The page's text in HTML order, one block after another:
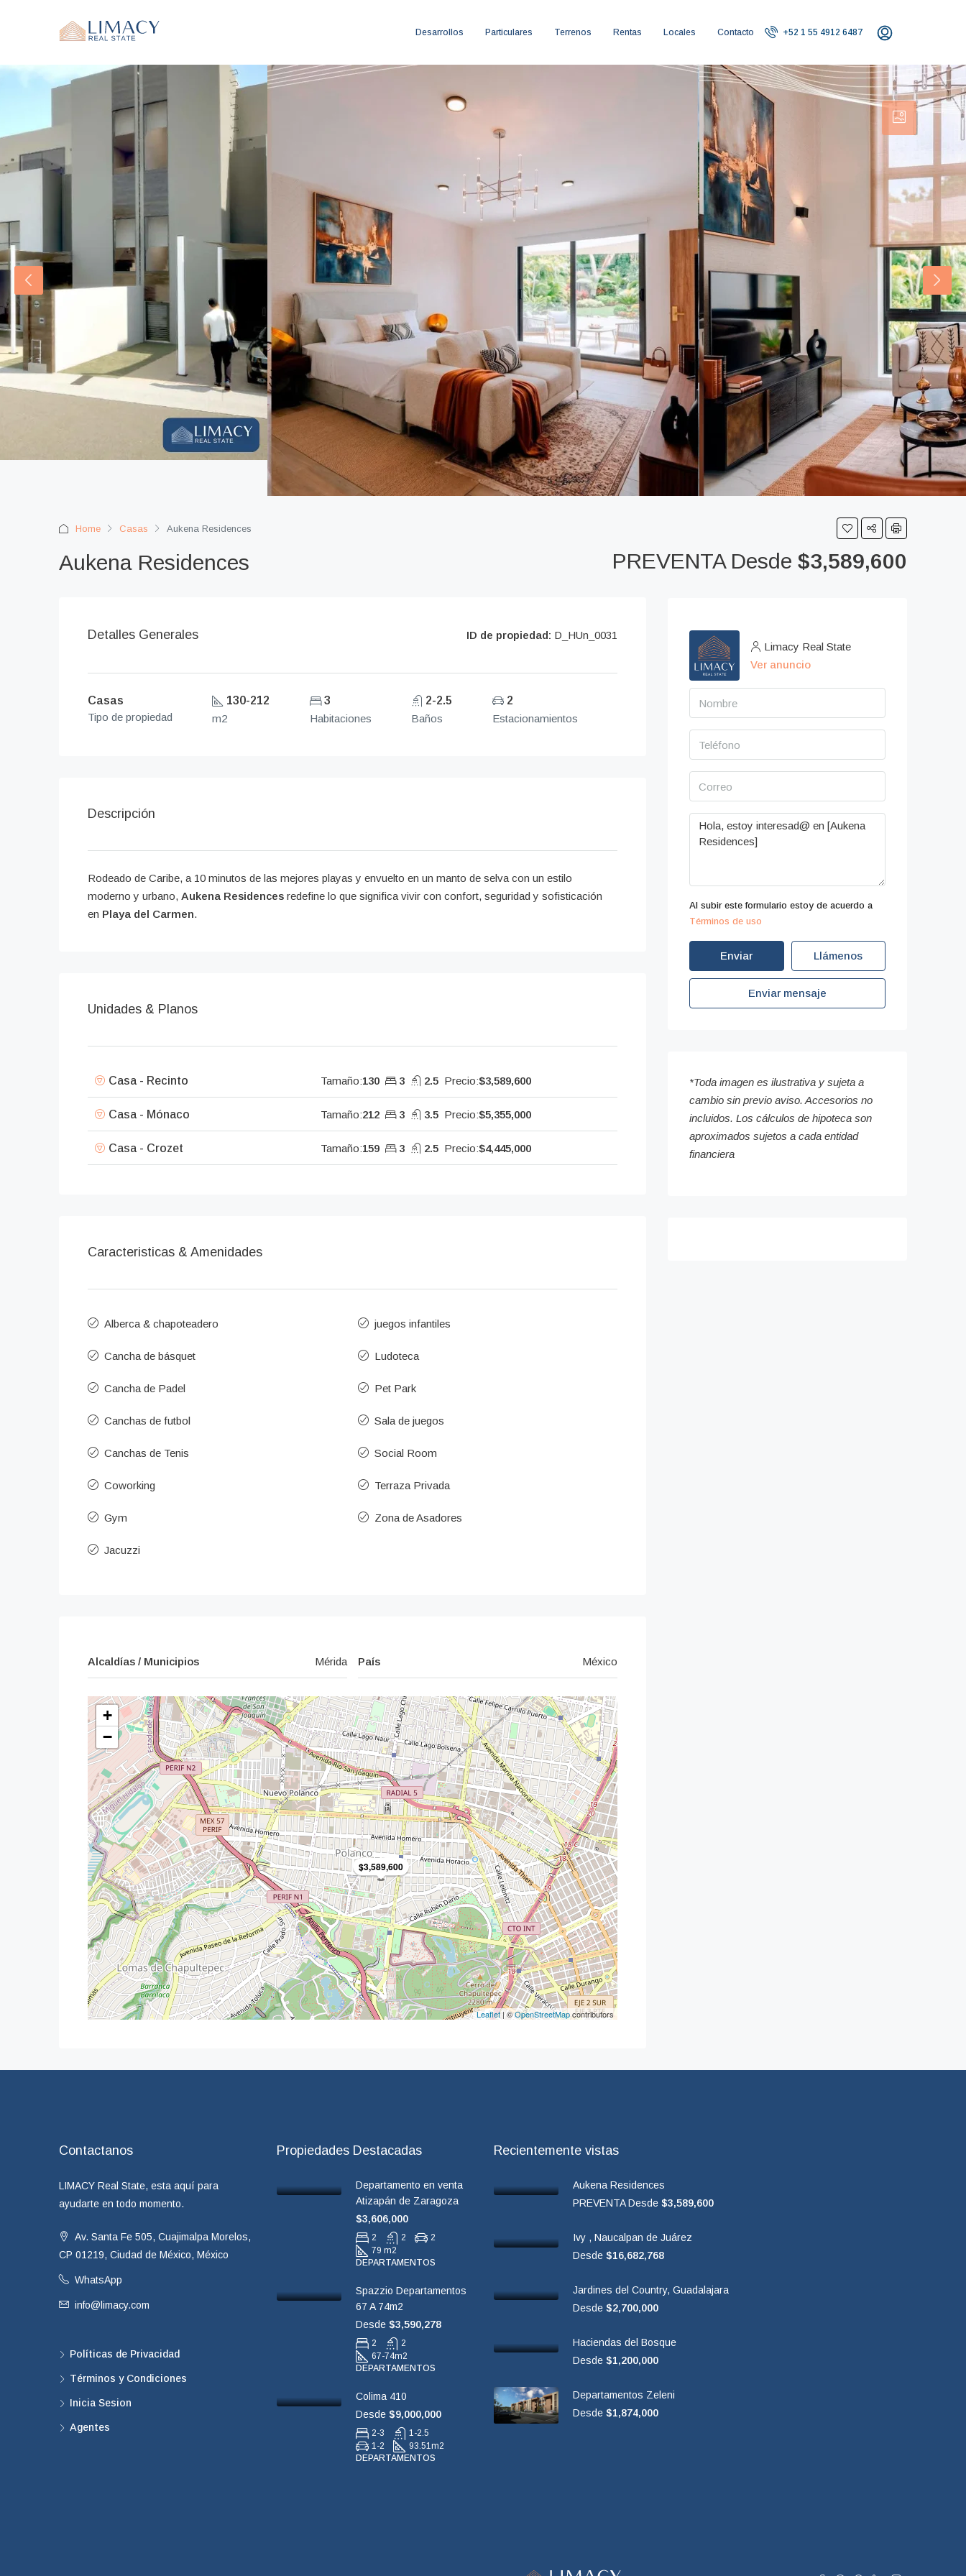
Desarrollos Particulares Terrenos Rentas Locales Contacto +52 1 55 4912 6487
Home Casas Aukena Residences
Aukena Residences PREVENTA Desde $3,589,600
Detalles Generales ID de propiedad: D_HUn_0031
Casas
Tipo de propiedad
130-212
m2
3
Habitaciones
2-2.5
Baños
2
Estacionamientos
Descripción
Rodeado de Caribe, a 10 minutos de las mejores playas y envuelto en un manto de selva con un estilo
moderno y urbano, Aukena Residences redefine lo que significa vivir con confort, seguridad y sofisticación
en Playa del Carmen.
Unidades & Planos
Casa - Recinto Tamaño:130 3 2.5 Precio:$3,589,600
Casa - Mónaco Tamaño:212 3 3.5 Precio:$5,355,000
Casa - Crozet Tamaño:159 3 2.5 Precio:$4,445,000
Caracteristicas & Amenidades
Alberca & chapoteadero
Cancha de básquet
Cancha de Padel
Canchas de futbol
Canchas de Tenis
Coworking
Gym
Jacuzzi
juegos infantiles
Ludoteca
Pet Park
Sala de juegos
Social Room
Terraza Privada
Zona de Asadores
Alcaldías / Municipios Mérida País México
$3,589,600
+
−
Leaflet| ©OpenStreetMapcontributors
Limacy Real State
Ver anuncio
Al subir este formulario estoy de acuerdo a
Términos de uso
Enviar Llámenos
Enviar mensaje
*Toda imagen es ilustrativa y sujeta a
cambio sin previo aviso. Accesorios no
incluidos. Los cálculos de hipoteca son
aproximados sujetos a cada entidad
financiera
Contactanos
LIMACY Real State, esta aquí para
ayudarte en todo momento.
Av. Santa Fe 505, Cuajimalpa Morelos,
CP 01219, Ciudad de México, México
WhatsApp
info@limacy.com
Políticas de Privacidad
Términos y Condiciones
Inicia Sesion
Agentes
Propiedades Destacadas
Departamento en venta
Atizapán de Zaragoza
$3,606,000
2 2
2
79 m2
DEPARTAMENTOS
Spazzio Departamentos
67 A 74m2
Desde $3,590,278
2
2
67-74m2
DEPARTAMENTOS
Colima 410
Desde $9,000,000
2-3
1-2.5
1-2
93.51m2
DEPARTAMENTOS
Recientemente vistas
Aukena Residences
PREVENTA Desde $3,589,600
Ivy , Naucalpan de Juárez
Desde $16,682,768
Jardines del Country, Guadalajara
Desde $2,700,000
Haciendas del Bosque
Desde $1,200,000
Departamentos Zeleni
Desde $1,874,000